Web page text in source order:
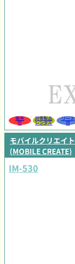
販売
可
同等製品
レンタル
リース
可
モバイルクリエイト
(MOBILE CREATE)
IM-530